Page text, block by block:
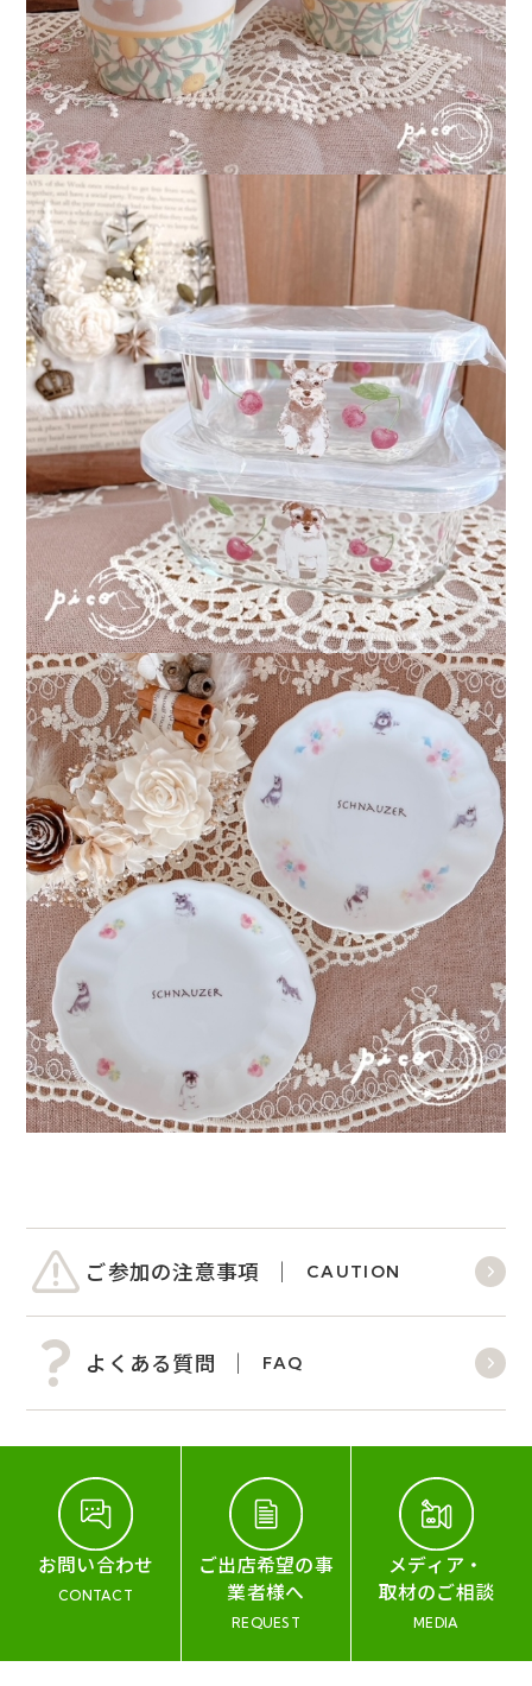
ご参加の注意事項 CAUTION
よくある質問 FAQ
お問い合わせ
CONTACT
ご出店希望の事
業者様へ
REQUEST
メディア・
取材のご相談
MEDIA